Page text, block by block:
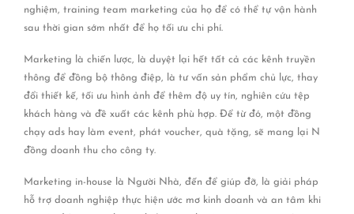
nghiệm, training team marketing của họ để có thể tự vận hành
sau thời gian sớm nhất để họ tối ưu chi phí.
Marketing là chiến lược, là duyệt lại hết tất cả các kênh truyền
thông để đồng bộ thông điệp, là tư vấn sản phẩm chủ lực, thay
đổi thiết kế, tối ưu hình ảnh để thêm độ uy tín, nghiên cứu tệp
khách hàng và đề xuất các kênh phù hợp. Để từ đó, một đồng
chạy ads hay làm event, phát voucher, quà tặng, sẽ mang lại N
đồng doanh thu cho công ty.
Marketing in-house là Người Nhà, đến để giúp đỡ, là giải pháp
hỗ trợ doanh nghiệp thực hiện ước mơ kinh doanh và an tâm khi